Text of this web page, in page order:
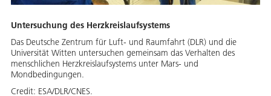
Untersuchung des Herzkreislaufsystems
Das Deutsche Zentrum für Luft- und Raumfahrt (DLR) und die
Universität Witten untersuchen gemeinsam das Verhalten des
menschlichen Herzkreislaufsystems unter Mars- und
Mondbedingungen.
Credit: ESA/DLR/CNES.